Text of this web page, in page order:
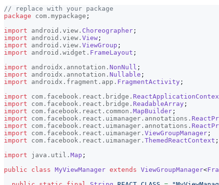
// replace with your package
package
com . mypackage ;
import
android . view . Choreographer ;
import
android . view . View ;
import
android . view . ViewGroup ;
import
android . widget . FrameLayout ;
import
androidx . annotation . NonNull ;
import
androidx . annotation . Nullable ;
import
androidx . fragment . app . FragmentActivity ;
import
com . facebook . react . bridge .
import
com . facebook . react . bridge . ReadableArray ;
import
com . facebook . react . common . MapBuilder ;
import
com . facebook . react . uimanager . annotations .
import
com . facebook . react . uimanager . annotations .
import
com . facebook . react . uimanager . ViewGroupManager ;
import
com . facebook . react . uimanager . ThemedReactContext ;
import
java . util . Map ;
public
class MyViewManager extends ViewGroupManager<